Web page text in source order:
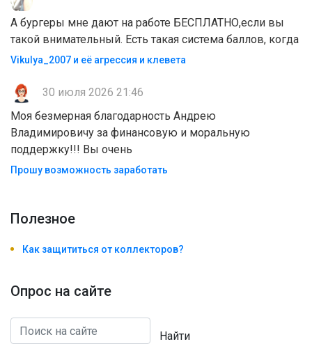
А бургеры мне дают на работе БЕСПЛАТНО,если вы
такой внимательный. Есть такая система баллов, когда
Vikulya_2007 и её агрессия и клевета
30 июля 2026 21:46
Моя безмерная благодарность Андрею
Владимировичу за финансовую и моральную
поддержку!!! Вы очень
Прошу возможность заработать
Полезноe
Как защититься от коллекторов?
Опрос на сайте
Найти